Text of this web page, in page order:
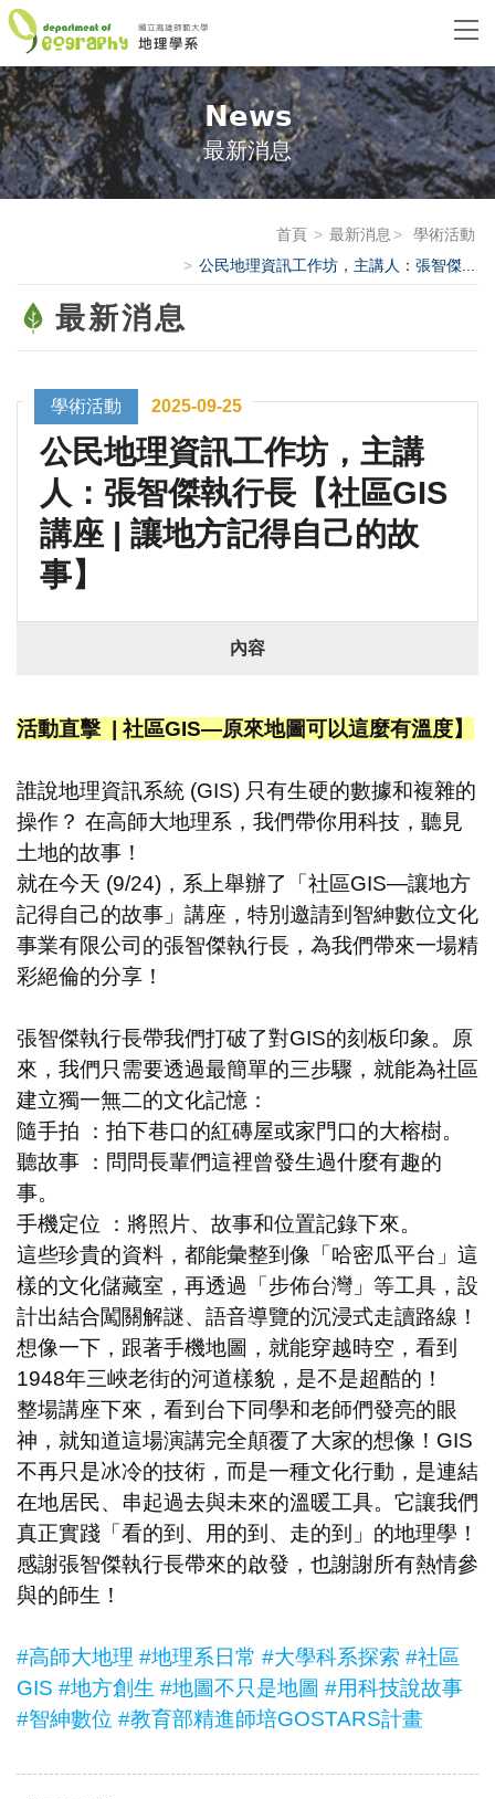
News
最新消息
首頁 最新消息
學術活動
公民地理資訊工作坊，主講人：張智傑...
最新消息
學術活動 2025-09-25
公民地理資訊工作坊，主講
人：張智傑執行長【社區GIS
講座 | 讓地方記得自己的故
事】
內容
活動直擊 | 社區GIS—原來地圖可以這麼有溫度】
誰說地理資訊系統 (GIS) 只有生硬的數據和複雜的
操作？ 在高師大地理系，我們帶你用科技，聽見
土地的故事！
就在今天 (9/24)，系上舉辦了「社區GIS—讓地方
記得自己的故事」講座，特別邀請到智紳數位文化
事業有限公司的張智傑執行長，為我們帶來一場精
彩絕倫的分享！
張智傑執行長帶我們打破了對GIS的刻板印象。原
來，我們只需要透過最簡單的三步驟，就能為社區
建立獨一無二的文化記憶：
隨手拍 ：拍下巷口的紅磚屋或家門口的大榕樹。
聽故事 ：問問長輩們這裡曾發生過什麼有趣的
事。
手機定位 ：將照片、故事和位置記錄下來。
這些珍貴的資料，都能彙整到像「哈密瓜平台」這
樣的文化儲藏室，再透過「步佈台灣」等工具，設
計出結合闖關解謎、語音導覽的沉浸式走讀路線！
想像一下，跟著手機地圖，就能穿越時空，看到
1948年三峽老街的河道樣貌，是不是超酷的！
整場講座下來，看到台下同學和老師們發亮的眼
神，就知道這場演講完全顛覆了大家的想像！GIS
不再只是冰冷的技術，而是一種文化行動，是連結
在地居民、串起過去與未來的溫暖工具。它讓我們
真正實踐「看的到、用的到、走的到」的地理學！
感謝張智傑執行長帶來的啟發，也謝謝所有熱情參
與的師生！
#高師大地理 #地理系日常 #大學科系探索 #社區
GIS #地方創生 #地圖不只是地圖 #用科技說故事
#智紳數位 #教育部精進師培GOSTARS計畫